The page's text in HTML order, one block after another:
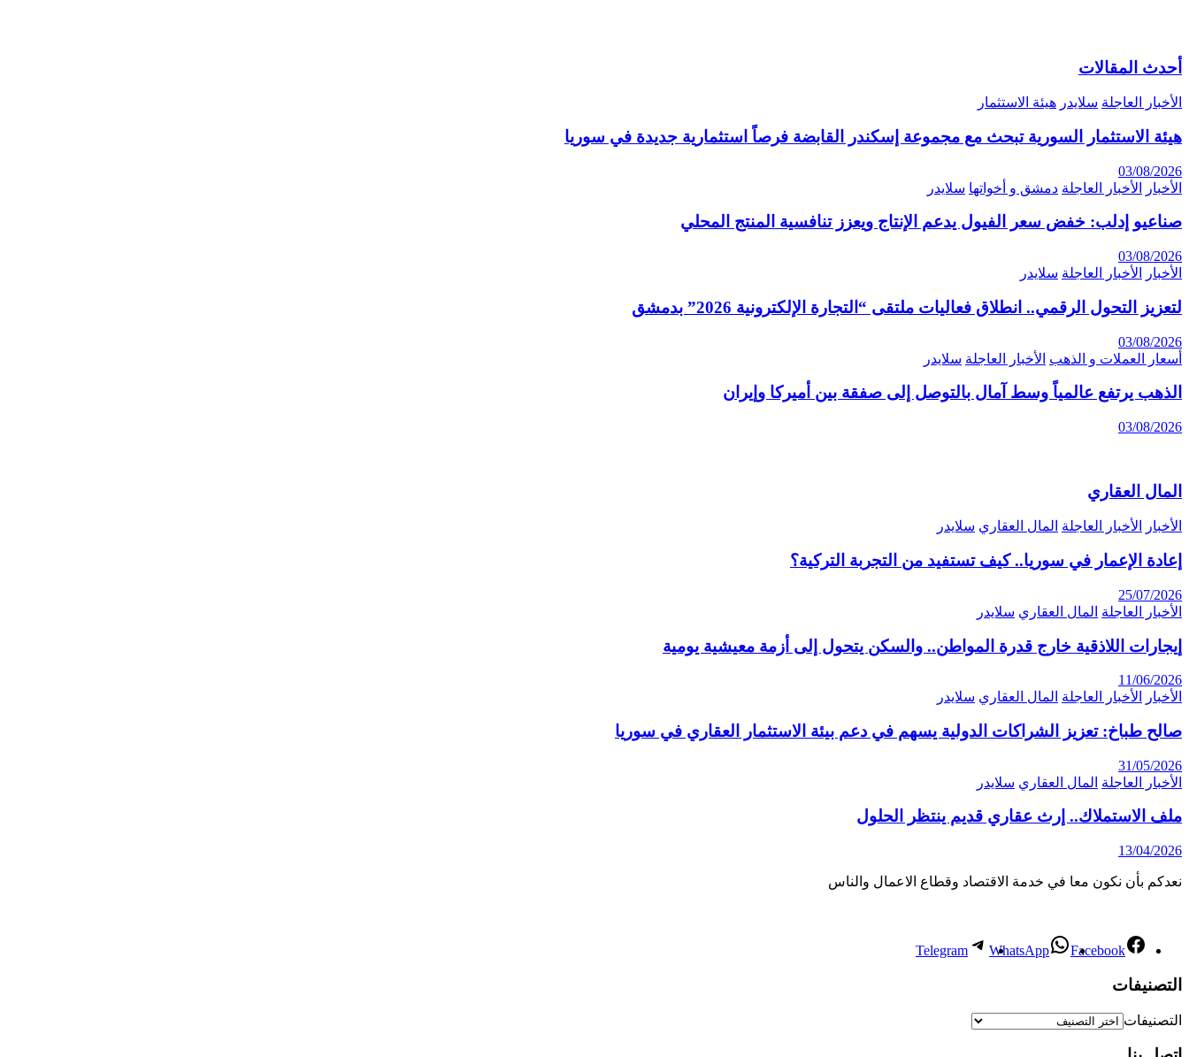
أحدث المقالات
الأخبار العاجلة سلايدر هيئة الاستثمار
هيئة الاستثمار السورية تبحث مع مجموعة إسكندر القابضة فرصاً استثمارية جديدة في سوريا
03/08/2026
الأخبار
الأخبار العاجلة دمشق و أخواتها سلايدر
صناعيو إدلب: خفض سعر الفيول يدعم الإنتاج ويعزز تنافسية المنتج المحلي
03/08/2026
الأخبار
الأخبار العاجلة سلايدر
لتعزيز التحول الرقمي.. انطلاق فعاليات ملتقى “التجارة الإلكترونية 2026” بدمشق
03/08/2026
أسعار العملات و الذهب الأخبار العاجلة سلايدر
الذهب يرتفع عالمياً وسط آمال بالتوصل إلى صفقة بين أميركا وإيران
03/08/2026
المال العقاري
الأخبار الأخبار العاجلة المال العقاري سلايدر
إعادة الإعمار في سوريا.. كيف تستفيد من التجربة التركية؟
25/07/2026
الأخبار العاجلة المال العقاري سلايدر
إيجارات اللاذقية خارج قدرة المواطن.. والسكن يتحول إلى أزمة معيشية يومية
11/06/2026
الأخبار
الأخبار العاجلة المال العقاري سلايدر
صالح طباخ: تعزيز الشراكات الدولية يسهم في دعم بيئة الاستثمار العقاري في سوريا
31/05/2026
الأخبار العاجلة المال العقاري سلايدر
ملف الاستملاك.. إرث عقاري قديم ينتظر الحلول
13/04/2026
نعدكم بأن نكون معا في خدمة الاقتصاد وقطاع الاعمال والناس
Facebook
WhatsApp
Telegram
التصنيفات
التصنيفات